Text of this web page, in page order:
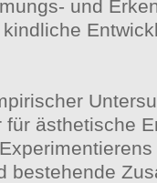
und
ästhetische
bestehende